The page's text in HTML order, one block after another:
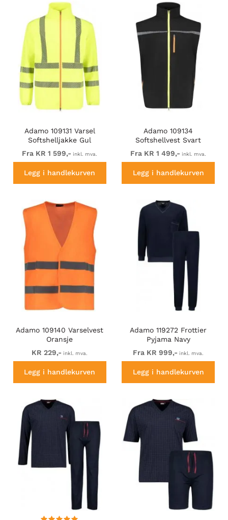
Adamo 109131 Varsel
Softshelljakke Gul
Fra KR 1 599,- inkl. mva.
Legg i handlekurven
Adamo 109134
Softshellvest Svart
Fra KR 1 499,- inkl. mva.
Legg i handlekurven
Adamo 109140 Varselvest
Oransje
KR 229,- inkl. mva.
Legg i handlekurven
Adamo 119272 Frottier
Pyjama Navy
Fra KR 999,- inkl. mva.
Legg i handlekurven